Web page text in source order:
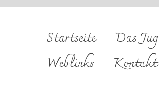
Startseite Das
Weblinks
Kontakt